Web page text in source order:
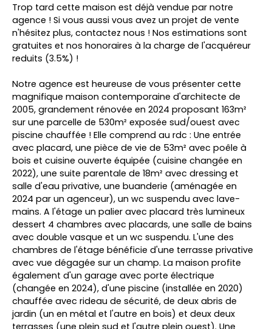
Trop tard cette maison est déjà vendue par notre
agence ! Si vous aussi vous avez un projet de vente
n'hésitez plus, contactez nous ! Nos estimations sont
gratuites et nos honoraires à la charge de l'acquéreur
reduits (3.5%) !
Notre agence est heureuse de vous présenter cette
magnifique maison contemporaine d'architecte de
2005, grandement rénovée en 2024 proposant 163m²
sur une parcelle de 530m² exposée sud/ouest avec
piscine chauffée ! Elle comprend au rdc : Une entrée
avec placard, une pièce de vie de 53m² avec poêle à
bois et cuisine ouverte équipée (cuisine changée en
2022), une suite parentale de 18m² avec dressing et
salle d'eau privative, une buanderie (aménagée en
2024 par un agenceur), un wc suspendu avec lave-
mains. A l'étage un palier avec placard très lumineux
dessert 4 chambres avec placards, une salle de bains
avec double vasque et un wc suspendu. L'une des
chambres de l'étage bénéficie d'une terrasse privative
avec vue dégagée sur un champ. La maison profite
également d'un garage avec porte électrique
(changée en 2024), d'une piscine (installée en 2020)
chauffée avec rideau de sécurité, de deux abris de
jardin (un en métal et l'autre en bois) et deux deux
terrasses (une plein sud et l'autre plein ouest). Une